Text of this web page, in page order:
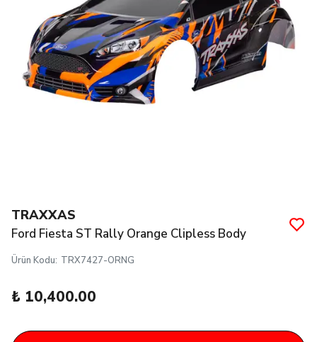
TRAXXAS
Ford Fiesta ST Rally Orange Clipless Body
Ürün Kodu: TRX7427-ORNG
₺ 10,400.00